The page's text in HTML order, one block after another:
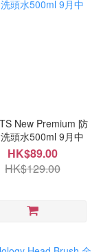
New Premium 防
頭水500ml 9月中
HK$89.00
HK$129.00